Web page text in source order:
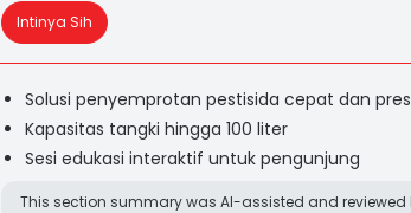
Intinya Sih
Solusi penyemprotan pestisida cepat dan
Kapasitas tangki hingga 100 liter
Sesi edukasi interaktif untuk pengunjung
This section summary was AI-assisted and reviewed